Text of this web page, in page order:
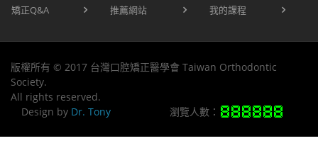
矯正Q&A
推薦網站
我的課程
版權所有 © 2017 台灣口腔矯正醫學會 Taiwan Orthodontic
Society.
All rights reserved.
Design by Dr. Tony 瀏覽人數：